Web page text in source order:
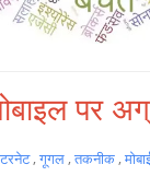
पर
,गूगल,तकनीक,